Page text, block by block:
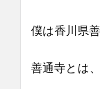
僕は香川県
善通寺とは